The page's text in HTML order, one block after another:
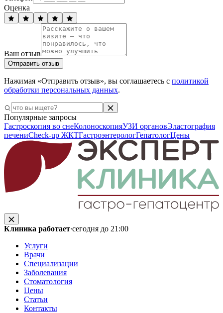
Оценка
Ваш отзыв
Отправить отзыв
Нажимая «Отправить отзыв», вы соглашаетесь с политикой
обработки персональных данных.
Популярные запросы
Гастроскопия во снеКолоноскопияУЗИ органовЭластография
печениCheck-up ЖКТГастроэнтерологГепатологЦены
Клиника работает·сегодня до 21:00
Услуги
Врачи
Специализации
Заболевания
Стоматология
Цены
Статьи
Контакты